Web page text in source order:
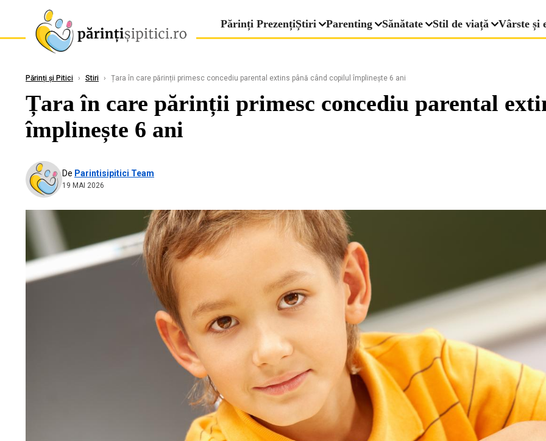
Părinți PrezențiȘtiri Parenting Sănătate Stil de viață Vârste și
Părinți și Pitici › Stiri › Țara în care părinții primesc concediu parental extins până când copilul împlinește 6 ani
Țara în care părinții primesc concediu parental
împlinește 6 ani
De Parintisipitici Team
19 MAI 2026